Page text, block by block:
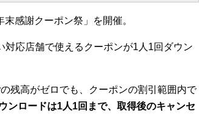
感謝クーポン祭」を開催。
応店舗で使えるクーポンが1人1回ダウン
残高がゼロでも、クーポンの割引範囲内で
ンロードは1人1回まで、取得後のキャンセ